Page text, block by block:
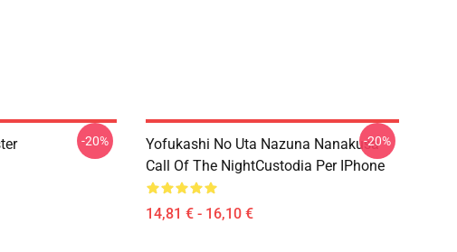
-20%
Yofukashi No Uta Nazuna Nanakusa
Call Of The NightCustodia Per IPhone
14,81 € - 16,10 €
-20%